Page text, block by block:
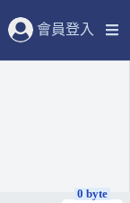
會員登入
0 byte